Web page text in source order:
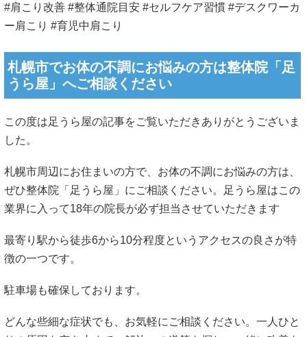
#肩こり改善 #整体通院目安 #セルフケア習慣 #デスクワーカ
ー肩こり #育児中肩こり
札幌市でお体の不調にお悩みの方は整体院「足
うら屋」へご相談ください
この度は足うら屋の記事をご覧いただきありがとうございま
した。
札幌市周辺にお住まいの方で、お体の不調にお悩みの方は、
ぜひ整体院「足うら屋」にご相談ください。足うら屋はこの
業界に入って18年の院長が必ず担当させていただきます
最寄り駅から徒歩6から10分程度というアクセスの良さが特
徴の一つです。
駐車場も確保しております。
どんな些細な症状でも、お気軽にご相談ください。一人ひと